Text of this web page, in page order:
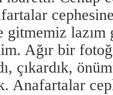
lazım
Ağır bir
çıkardık,
Anafartalar